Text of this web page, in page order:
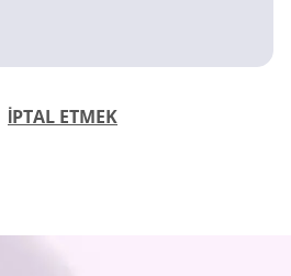
İPTAL ETMEK